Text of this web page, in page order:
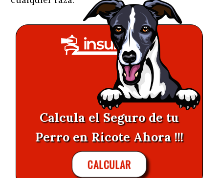
Calcula el Seguro de tu
Perro en Ricote Ahora !!!
CALCULAR